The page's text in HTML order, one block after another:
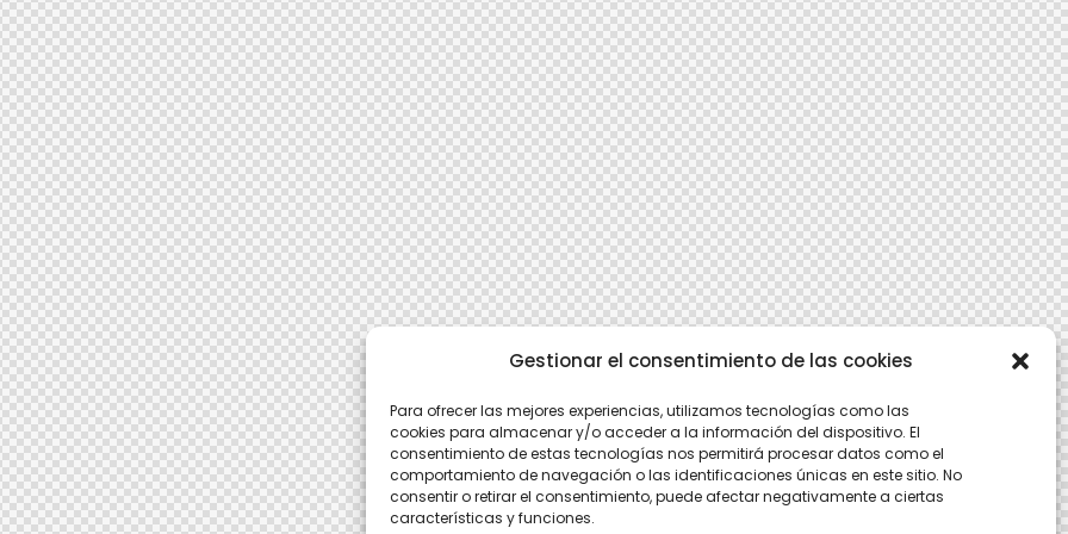
Gestionar el consentimiento de las cookies
Para ofrecer las mejores experiencias, utilizamos tecnologías como las
cookies para almacenar y/o acceder a la información del dispositivo. El
consentimiento de estas tecnologías nos permitirá procesar datos como el
comportamiento de navegación o las identificaciones únicas en este sitio. No
consentir o retirar el consentimiento, puede afectar negativamente a ciertas
características y funciones.